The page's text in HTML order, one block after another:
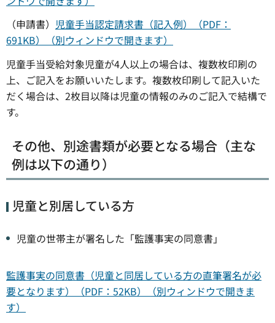
（申請書） 児童手当認定請求書（記入例）（PDF：
691KB）（別ウィンドウで開きます）
児童手当受給対象児童が4人以上の場合は、複数枚印刷の
上、ご記入をお願いいたします。複数枚印刷して記入いた
だく場合は、2枚目以降は児童の情報のみのご記入で結構で
す。
その他、別途書類が必要となる場合（主な
例は以下の通り）
児童と別居している方
児童の世帯主が署名した「監護事実の同意書」
監護事実の同意書（児童と同居している方の直筆署名が必
要となります）（PDF：52KB）（別ウィンドウで開きま
す）